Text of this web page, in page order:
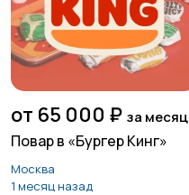
от 65 000 ₽ за месяц
Повар в «Бургер Кинг»
Москва
1 месяц назад